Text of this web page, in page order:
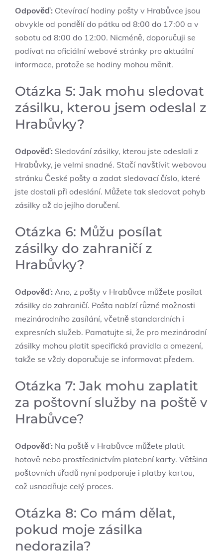
Odpověď: Otevírací hodiny pošty v Hrabůvce jsou
obvykle od pondělí do pátku od 8:00 do 17:00 a v
sobotu od 8:00 do 12:00. Nicméně, doporučuji se
podívat na oficiální webové stránky pro aktuální
informace, protože se hodiny mohou měnit.
Otázka 5: Jak mohu sledovat
zásilku, kterou jsem odeslal z
Hrabůvky?
Odpověď: Sledování zásilky, kterou jste odeslali z
Hrabůvky, je velmi snadné. Stačí navštívit webovou
stránku České pošty a zadat sledovací číslo, které
jste dostali při odeslání. Můžete tak sledovat pohyb
zásilky až do jejího doručení.
Otázka 6: Můžu posílat
zásilky do zahraničí z
Hrabůvky?
Odpověď: Ano, z pošty v Hrabůvce můžete posílat
zásilky do zahraničí. Pošta nabízí různé možnosti
mezinárodního zasílání, včetně standardních i
expresních služeb. Pamatujte si, že pro mezinárodní
zásilky mohou platit specifická pravidla a omezení,
takže se vždy doporučuje se informovat předem.
Otázka 7: Jak mohu zaplatit
za poštovní služby na poště v
Hrabůvce?
Odpověď: Na poště v Hrabůvce můžete platit
hotově nebo prostřednictvím platební karty. Většina
poštovních úřadů nyní podporuje i platby kartou,
což usnadňuje celý proces.
Otázka 8: Co mám dělat,
pokud moje zásilka
nedorazila?